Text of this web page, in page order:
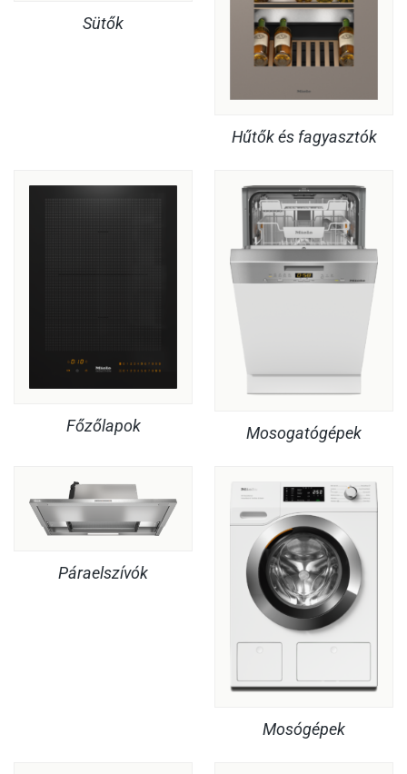
Sütők
Hűtők és fagyasztók
Főzőlapok Mosogatógépek
Páraelszívók
Mosógépek